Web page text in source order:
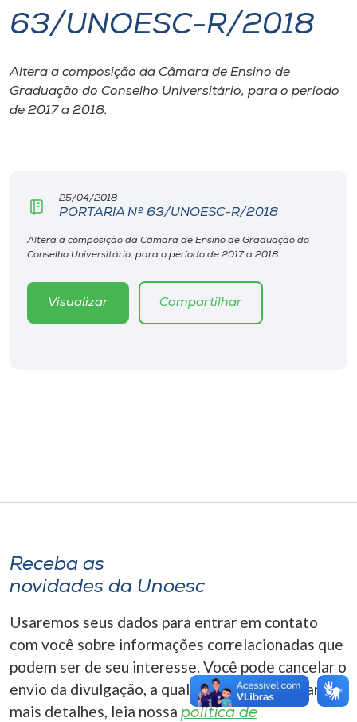
I.nova
Diplomados
Rádio
A+
63/UNOESC-R/2018
Altera a composição da Câmara de Ensino de
Graduação do Conselho Universitário, para o período
de 2017 a 2018.
25/04/2018
PORTARIA Nº 63/UNOESC-R/2018
Altera a composição da Câmara de Ensino de Graduação do
Conselho Universitário, para o período de 2017 a 2018.
Visualizar Compartilhar
Receba as
novidades da Unoesc
Usaremos seus dados para entrar em contato
com você sobre informações correlacionadas que
podem ser de seu interesse. Você pode cancelar o
envio da divulgação, a qualquer momento. Para
mais detalhes, leia nossa política de